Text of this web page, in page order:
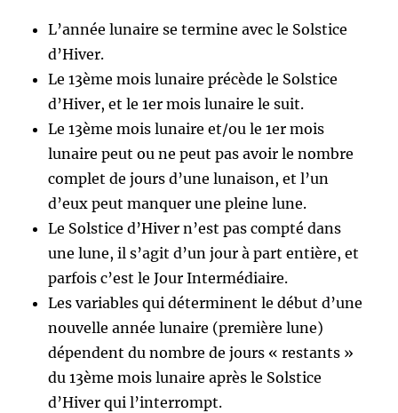
L’année lunaire se termine avec le Solstice
d’Hiver.
Le 13ème mois lunaire précède le Solstice
d’Hiver, et le 1er mois lunaire le suit.
Le 13ème mois lunaire et/ou le 1er mois
lunaire peut ou ne peut pas avoir le nombre
complet de jours d’une lunaison, et l’un
d’eux peut manquer une pleine lune.
Le Solstice d’Hiver n’est pas compté dans
une lune, il s’agit d’un jour à part entière, et
parfois c’est le Jour Intermédiaire.
Les variables qui déterminent le début d’une
nouvelle année lunaire (première lune)
dépendent du nombre de jours « restants »
du 13ème mois lunaire après le Solstice
d’Hiver qui l’interrompt.